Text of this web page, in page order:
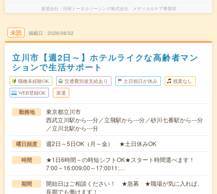
派遣会社 日研トータルソーシング株式会社 メディカルケア事業部
未読 掲載日 2026/08/02
立川市【週2日～】ホテルライクな高齢者マン
ションで生活サポート
職種未経験OK 交通費別途支給あり 土日祝日が休み 残業なし
WEB登録OK 派遣
勤務地
東京都立川市
西武立川駅から---分／立飛駅から---分／砂川七番駅から---分
／立川北駅から---分
曜日頻度 週2日～5日OK（月～金） ★土日休みOK
時間
★1日6時間～の時短シフトOK★スタート時間選べます！
7:00～16:009:00～17:0011:…
期間
開始日はご相談ください！ ★急募 ★職場が気に入れば、
長期でも働けます！